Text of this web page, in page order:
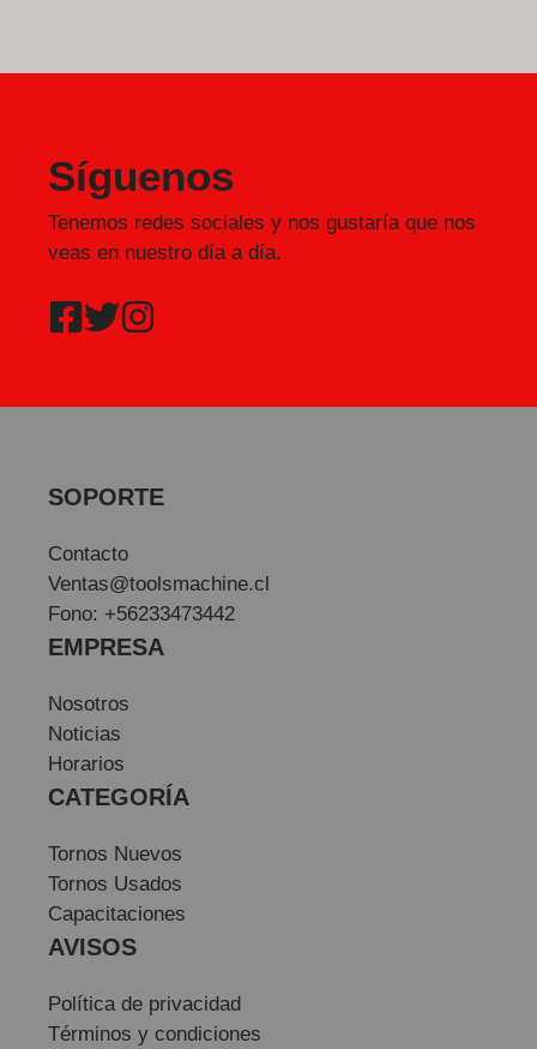
Síguenos
Tenemos redes sociales y nos gustaría que nos
veas en nuestro día a día.
SOPORTE
Contacto
Ventas@toolsmachine.cl
Fono: +56233473442
EMPRESA
Nosotros
Noticias
Horarios
CATEGORÍA
Tornos Nuevos
Tornos Usados
Capacitaciones
AVISOS
Política de privacidad
Términos y condiciones